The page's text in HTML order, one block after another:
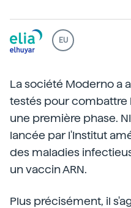
EU
La société Moderno a
testés pour combattre
une première phase.
lancée par l'Institut
des maladies
un vaccin ARN.
Plus précisément, il